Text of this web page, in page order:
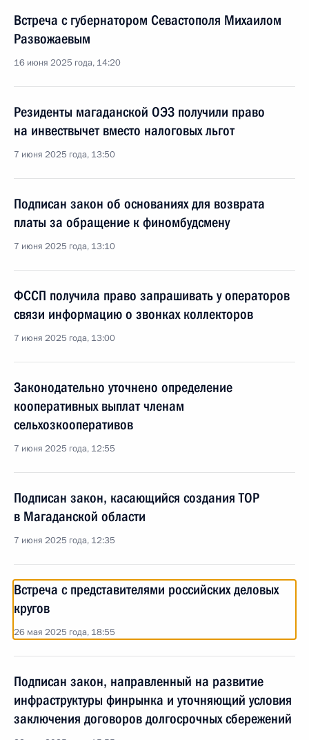
Встреча с губернатором Севастополя Михаилом
Развожаевым
16 июня 2025 года, 14:20
Резиденты магаданской ОЭЗ получили право
на инвествычет вместо налоговых льгот
7 июня 2025 года, 13:50
Подписан закон об основаниях для возврата
платы за обращение к финомбудсмену
7 июня 2025 года, 13:10
ФССП получила право запрашивать у операторов
связи информацию о звонках коллекторов
7 июня 2025 года, 13:00
Законодательно уточнено определение
кооперативных выплат членам
сельхозкооперативов
7 июня 2025 года, 12:55
Подписан закон, касающийся создания ТОР
в Магаданской области
7 июня 2025 года, 12:35
Встреча с представителями российских деловых
кругов
26 мая 2025 года, 18:55
Подписан закон, направленный на развитие
инфраструктуры финрынка и уточняющий условия
заключения договоров долгосрочных сбережений